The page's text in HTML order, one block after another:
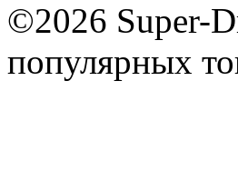
©2026 Super-
популярных